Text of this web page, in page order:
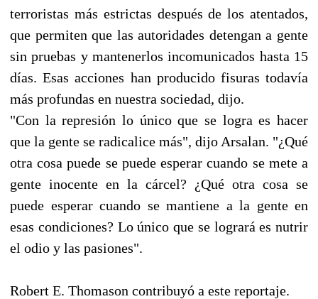
terroristas más estrictas después de los atentados,
que permiten que las autoridades detengan a gente
sin pruebas y mantenerlos incomunicados hasta 15
días. Esas acciones han producido fisuras todavía
más profundas en nuestra sociedad, dijo.
"Con la represión lo único que se logra es hacer
que la gente se radicalice más", dijo Arsalan. "¿Qué
otra cosa puede se puede esperar cuando se mete a
gente inocente en la cárcel? ¿Qué otra cosa se
puede esperar cuando se mantiene a la gente en
esas condiciones? Lo único que se logrará es nutrir
el odio y las pasiones".
Robert E. Thomason contribuyó a este reportaje.